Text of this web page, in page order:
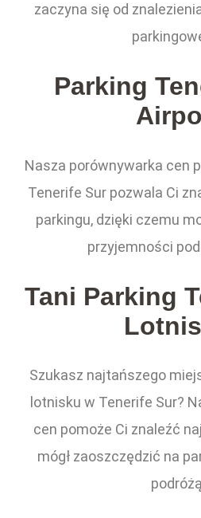
zaczyna się od
Parking
Nasza porównywarka cen
Tenerife Sur pozwala Ci
parkingu, dzięki czemu
przyjemności
Tani Parking
Szukasz najtańszego
lotnisku w Tenerife Sur?
cen pomoże Ci znaleźć
mógł zaoszczędzić na